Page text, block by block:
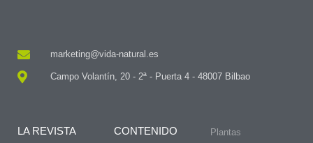
marketing@vida-natural.es
Campo Volantín, 20 - 2ª - Puerta 4 - 48007 Bilbao
LA REVISTA CONTENIDO
Plantas